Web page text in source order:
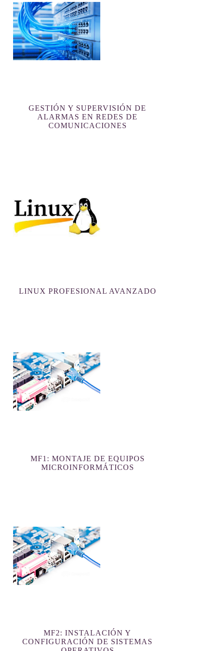
GESTIÓN Y SUPERVISIÓN DE
ALARMAS EN REDES DE
COMUNICACIONES
LINUX PROFESIONAL AVANZADO
MF1: MONTAJE DE EQUIPOS
MICROINFORMÁTICOS
MF2: INSTALACIÓN Y
CONFIGURACIÓN DE SISTEMAS